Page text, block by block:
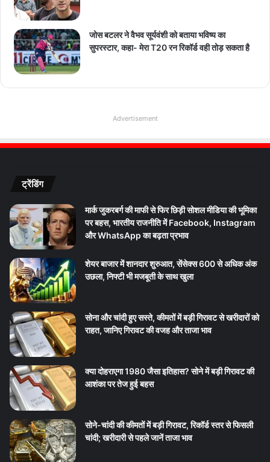
जोस बटलर ने वैभव सूर्यवंशी को बताया भविष्य का
सुपरस्टार, कहा- मेरा T20 रन रिकॉर्ड वही तोड़ सकता है
Advertisement
ट्रेंडिंग
मार्क जुकरबर्ग की माफी से फिर छिड़ी सोशल मीडिया की भूमिका
पर बहस, भारतीय राजनीति में Facebook, Instagram
और WhatsApp का बढ़ता प्रभाव
शेयर बाजार में शानदार शुरुआत, सेंसेक्स 600 से अधिक अंक
उछला, निफ्टी भी मजबूती के साथ खुला
सोना और चांदी हुए सस्ते, कीमतों में बड़ी गिरावट से खरीदारों को
राहत, जानिए गिरावट की वजह और ताजा भाव
क्या दोहराएगा 1980 जैसा इतिहास? सोने में बड़ी गिरावट की
आशंका पर तेज हुई बहस
सोने-चांदी की कीमतों में बड़ी गिरावट, रिकॉर्ड स्तर से फिसली
चांदी; खरीदारी से पहले जानें ताजा भाव